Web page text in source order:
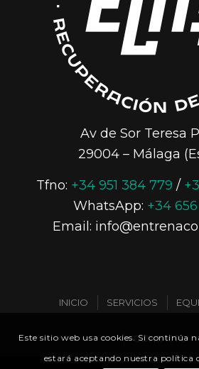
Av de Sor Teresa
29004 – Málaga
Tfno: +34 951 384 779 /
WhatsApp: +34 656
Email:
INICIO SERVICIOS
CONTACTO
Este sitio web usa cookies. Si continúa
estará aceptando nuestra política